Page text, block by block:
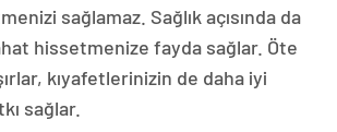
sağlamaz. Sağlık açısında da
hissetmenize fayda sağlar. Öte
kıyafetlerinizin de daha iyi
sağlar.